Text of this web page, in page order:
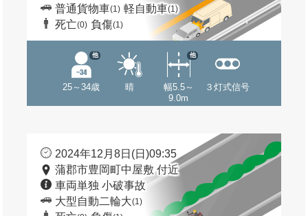
普通貨物車(1) 軽自動車(1)
死亡(0) 負傷(1)
25～34歳
他
晴
幅5.5～
9.0m
他
３灯式信号
2024年12月8日(日)09:35
蒲郡市豊岡町中屋敷 付近
車両単独 小破事故
大型自動二輪大(1)